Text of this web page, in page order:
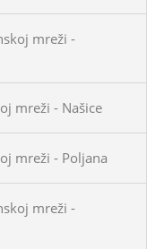
mreži -
mreži - Našice
mreži - Poljana
mreži -